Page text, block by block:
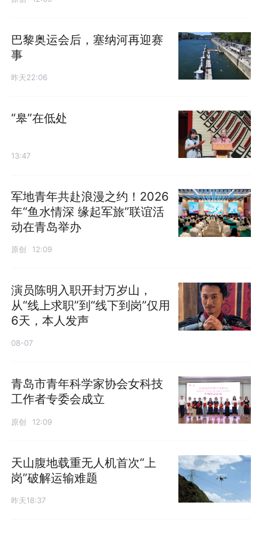
巴黎奥运会后，塞纳河再迎赛
事
昨天22:06
“皋”在低处
13:47
军地青年共赴浪漫之约！2026
年“鱼水情深 缘起军旅”联谊活
动在青岛举办
原创 12:09
演员陈明入职开封万岁山，
从“线上求职”到“线下到岗”仅用
6天，本人发声
08-07
青岛市青年科学家协会女科技
工作者专委会成立
原创 12:09
天山腹地载重无人机首次“上
岗”破解运输难题
昨天18:37